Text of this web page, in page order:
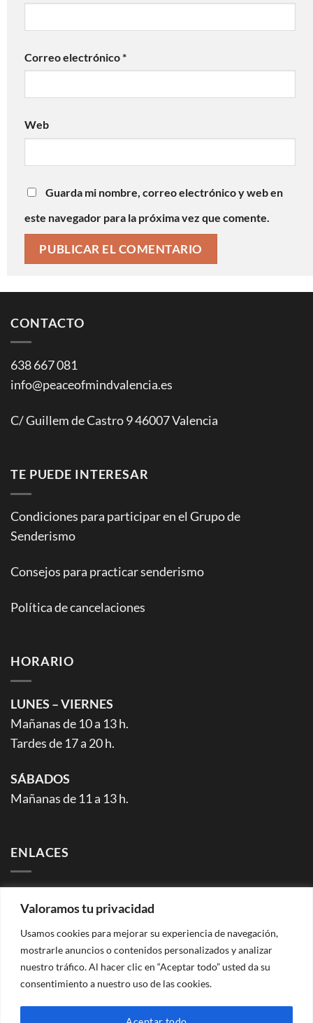
Valoramos tu privacidad
Usamos cookies para mejorar su experiencia de navegación,
mostrarle anuncios o contenidos personalizados y analizar
nuestro tráfico. Al hacer clic en “Aceptar todo” usted da su
consentimiento a nuestro uso de las cookies.
Correo electrónico*
Web
Guarda mi nombre, correo electrónico y web en
este navegador para la próxima vez que comente.
CONTACTO
638 667 081
info@peaceofmindvalencia.es
C/ Guillem de Castro 9 46007 Valencia
TE PUEDE INTERESAR
Condiciones para participar en el Grupo de
Senderismo
Consejos para practicar senderismo
Política de cancelaciones
HORARIO
LUNES – VIERNES
Mañanas de 10 a 13 h.
Tardes de 17 a 20 h.
SÁBADOS
Mañanas de 11 a 13 h.
ENLACES
Facebook (grupo)
Instagram
WhatsApp (grupo info rutas)
YouTube